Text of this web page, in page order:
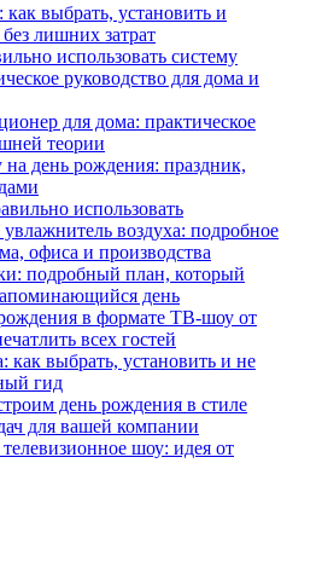
выбрать, установить и
лишних затрат
использовать систему
руководство для дома и
для дома: практическое
теории
день рождения: праздник,
использовать
воздуха: подробное
офиса и производства
подробный план, который
день
в формате ТВ‑шоу от
всех гостей
как выбрать, установить и не
гид
день рождения в стиле
для вашей компании
шоу: идея от